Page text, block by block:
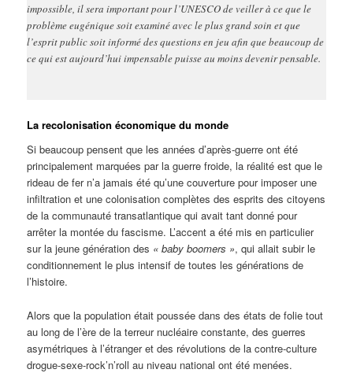
impossible, il sera important pour l’UNESCO de veiller à ce que le
problème eugénique soit examiné avec le plus grand soin et que
l’esprit public soit informé des questions en jeu afin que beaucoup de
ce qui est aujourd’hui impensable puisse au moins devenir pensable.
La recolonisation économique du monde
Si beaucoup pensent que les années d’après-guerre ont été
principalement marquées par la guerre froide, la réalité est que le
rideau de fer n’a jamais été qu’une couverture pour imposer une
infiltration et une colonisation complètes des esprits des citoyens
de la communauté transatlantique qui avait tant donné pour
arrêter la montée du fascisme. L’accent a été mis en particulier
sur la jeune génération des « baby boomers », qui allait subir le
conditionnement le plus intensif de toutes les générations de
l’histoire.
Alors que la population était poussée dans des états de folie tout
au long de l’ère de la terreur nucléaire constante, des guerres
asymétriques à l’étranger et des révolutions de la contre-culture
drogue-sexe-rock’n’roll au niveau national ont été menées.